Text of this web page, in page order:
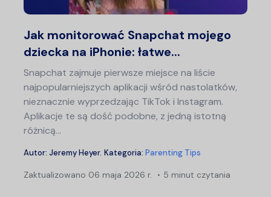
Jak monitorować Snapchat mojego
dziecka na iPhonie: łatwe...
Snapchat zajmuje pierwsze miejsce na liście
najpopularniejszych aplikacji wśród nastolatków,
nieznacznie wyprzedzając TikTok i Instagram.
Aplikacje te są dość podobne, z jedną istotną
różnicą...
Autor: Jeremy Heyer. Kategoria: Parenting Tips
Zaktualizowano 06 maja 2026 r. 5 minut czytania